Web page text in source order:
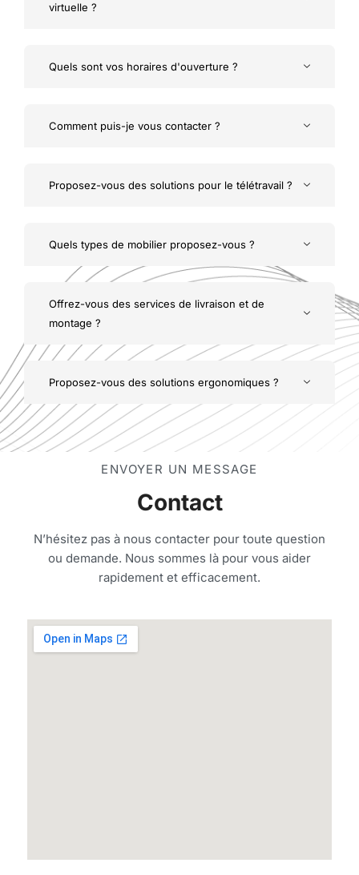
virtuelle ?
Quels sont vos horaires d'ouverture ?
Comment puis-je vous contacter ?
Proposez-vous des solutions pour le télétravail ?
Quels types de mobilier proposez-vous ?
Offrez-vous des services de livraison et de
montage ?
Proposez-vous des solutions ergonomiques ?
ENVOYER UN MESSAGE
Contact
N’hésitez pas à nous contacter pour toute question
ou demande. Nous sommes là pour vous aider
rapidement et efficacement.